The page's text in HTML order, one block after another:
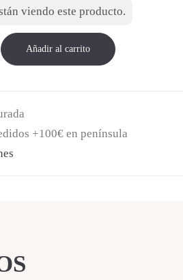
viendo este producto.
Añadir al carrito
+100€ en península